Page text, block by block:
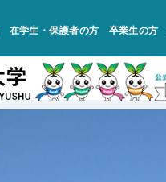
在学生・保護者の方 卒業生の方